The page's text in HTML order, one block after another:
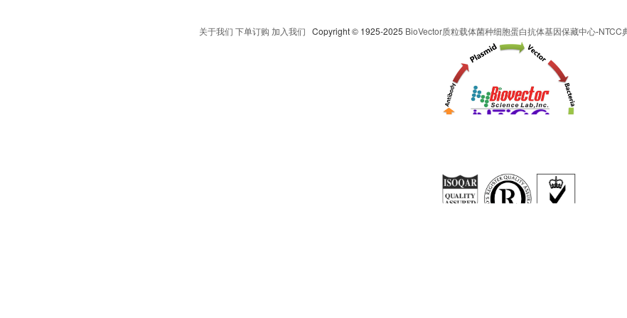
关于我们 下单订购 加入我们 Copyright © 1925-2025 BioVector质粒载体菌种细胞蛋白抗体基因保藏中心-NTCC